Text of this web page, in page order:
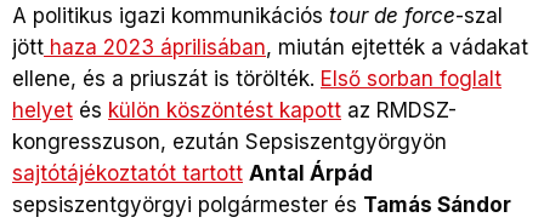
A politikus igazi kommunikációs tour de force-szal
jött haza 2023 áprilisában, miután ejtették a vádakat
ellene, és a priuszát is törölték. Első sorban foglalt
helyet és külön köszöntést kapott az RMDSZ-
kongresszuson, ezután Sepsiszentgyörgyön
sajtótájékoztatót tartott Antal Árpád
sepsiszentgyörgyi polgármester és Tamás Sándor